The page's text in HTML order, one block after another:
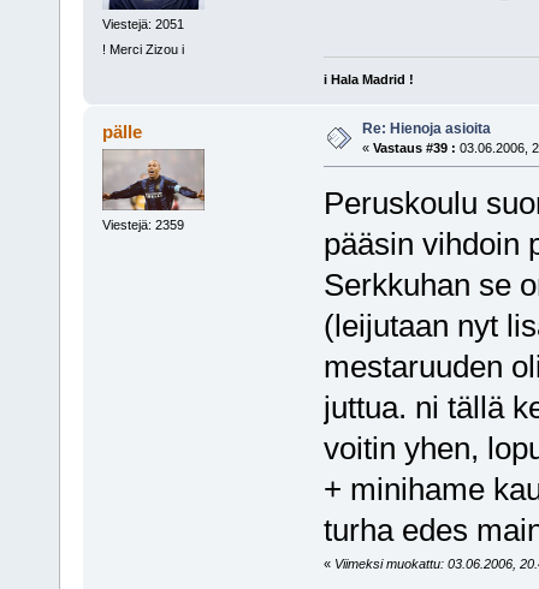
Viestejä: 2051
! Merci Zizou i
i Hala Madrid !
pälle
Viestejä: 2359
Re: Hienoja asioita
« Vastaus #39 : 03.06.2006,
Peruskoulu
pääsin vihdoin
Serkkuhan se
(leijutaan nyt
mestaruuden
juttua. ni tällä
voitin yhen,
+ minihame
turha edes
« Viimeksi muokattu: 03.06.2006,